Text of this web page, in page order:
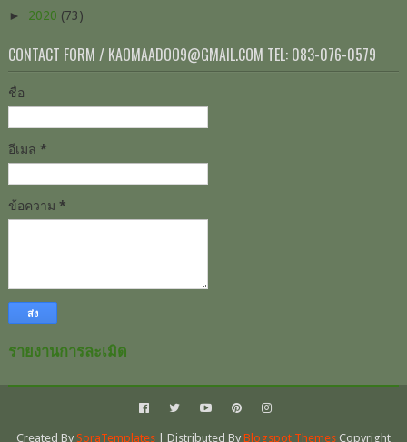
► 2020 (73)
CONTACT FORM / KAOMAADOO9@GMAIL.COM TEL: 083-076-0579
ชื่อ
อีเมล *
ข้อความ *
รายงานการละเมิด
Created By SoraTemplates| Distributed By Blogspot ThemesCopyright